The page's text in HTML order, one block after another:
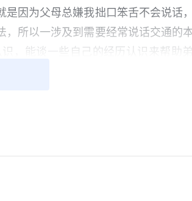
因为父母总嫌我拙口笨舌不会说话
所以一涉及到需要经常说话交通的
，能谈一些自己的经历认识来帮助
我表达能力差，说话啰唆，但是不至
了解他们有什么难处，跟他们一起商
一些信心。过了一段时间，带领来找